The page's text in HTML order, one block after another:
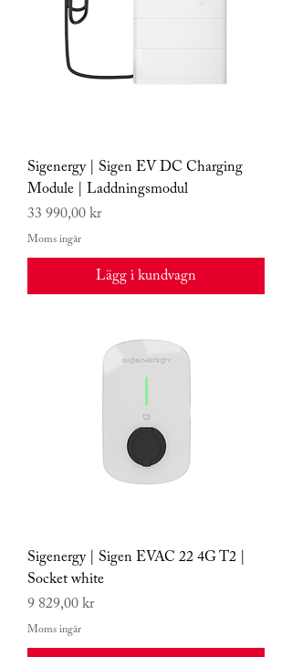
Sigenergy | Sigen EV DC Charging
Module | Laddningsmodul
Pris
33 990,00 kr
Moms ingår
Lägg i kundvagn
Sigenergy | Sigen EVAC 22 4G T2 |
Socket white
Pris
9 829,00 kr
Moms ingår